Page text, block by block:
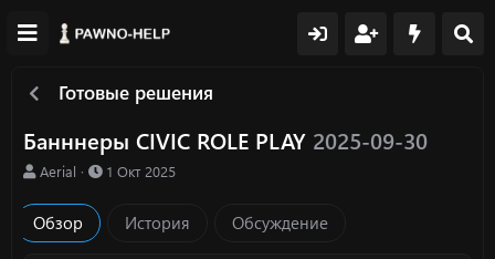
Готовые решения
Банннеры CIVIC ROLE PLAY 2025-09-30
А
т
о
Aerial
Д1 Окт 2025
Обзор История Обсуждение